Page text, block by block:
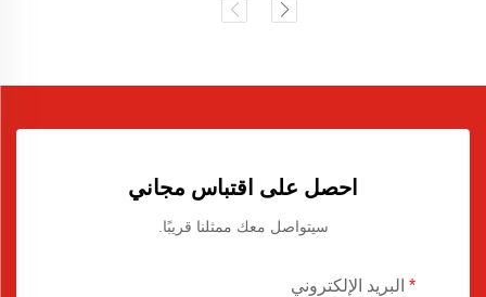
احصل على اقتباس مجاني
سيتواصل معك ممثلنا قريبًا.
البريد الإلكتروني